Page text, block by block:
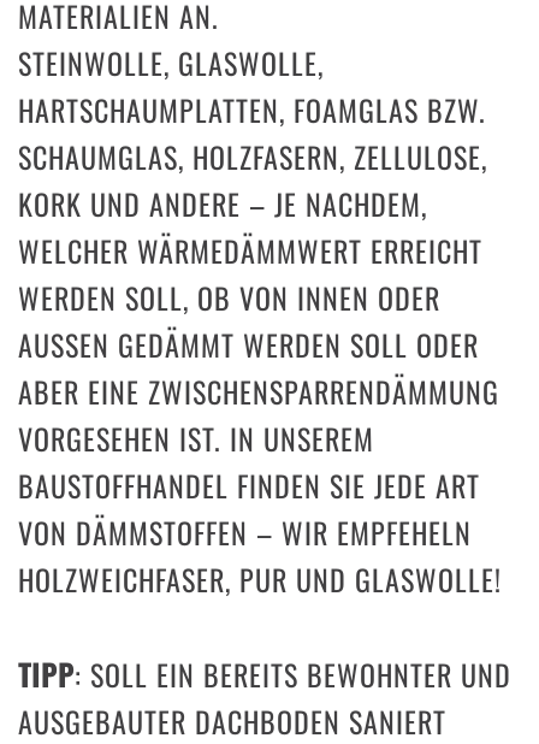
MATERIALIEN AN.
STEINWOLLE, GLASWOLLE,
HARTSCHAUMPLATTEN, FOAMGLAS BZW.
SCHAUMGLAS, HOLZFASERN, ZELLULOSE,
KORK UND ANDERE – JE NACHDEM,
WELCHER WÄRMEDÄMMWERT ERREICHT
WERDEN SOLL, OB VON INNEN ODER
AUSSEN GEDÄMMT WERDEN SOLL ODER A
BER EINE ZWISCHENSPARRENDÄMMUNG V
ORGESEHEN IST. IN UNSEREM B
AUSTOFFHANDEL FINDEN SIE JEDE ART V
ON DÄMMSTOFFEN – WIR EMPFEHELN H
OLZWEICHFASER, PUR UND GLASWOLLE!
TIPP: SOLL EIN BEREITS BEWOHNTER UND
AUSGEBAUTER DACHBODEN SANIERT